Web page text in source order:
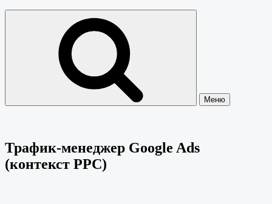
Меню
Трафик-менеджер Google Ads
(контекст PPC)